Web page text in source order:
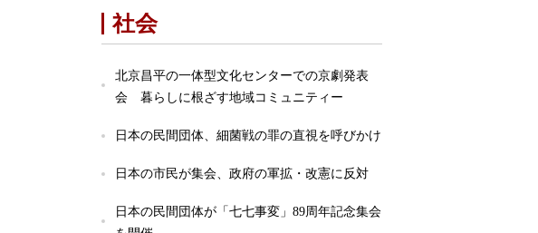
社会
北京昌平の一体型文化センターでの京劇発表
会 暮らしに根ざす地域コミュニティー
日本の民間団体、細菌戦の罪の直視を呼びかけ
日本の市民が集会、政府の軍拡・改憲に反対
日本の民間団体が「七七事変」89周年記念集会